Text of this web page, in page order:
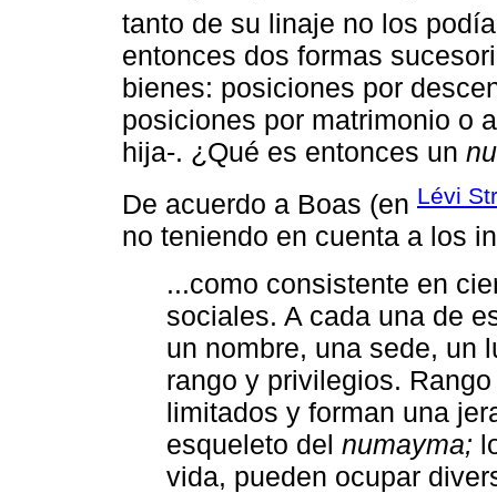
tanto de su linaje no los
entonces dos formas
bienes: posiciones por
posiciones por matrimonio o
hija-. ¿Qué es entonces un
De acuerdo a Boas (en Lévi
no teniendo en cuenta a los
...como consistente en
sociales. A cada una de
un nombre, una sede, un
rango y privilegios.
limitados y forman una
esqueleto del numayma;
vida, pueden ocupar